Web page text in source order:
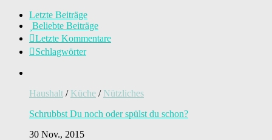
Letzte Beiträge
Beliebte Beiträge
Letzte Kommentare
Schlagwörter
Haushalt / Küche / Nützliches
Schrubbst Du noch oder spülst du schon?
30 Nov., 2015